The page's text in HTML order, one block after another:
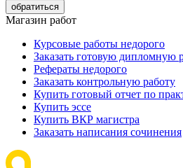
обратиться
Магазин работ
Курсовые работы недорого
Заказать готовую дипломную
Рефераты недорого
Заказать контрольную работу
Купить готовый отчет по
Купить эссе
Купить ВКР магистра
Заказать написания сочинения